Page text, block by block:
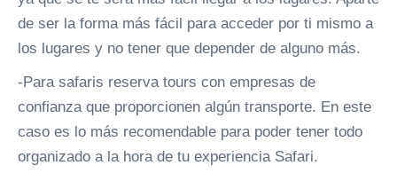
de ser la forma más fácil para acceder por ti mismo a
los lugares y no tener que depender de alguno más.
-Para safaris reserva tours con empresas de
confianza que proporcionen algún transporte. En este
caso es lo más recomendable para poder tener todo
organizado a la hora de tu experiencia Safari.